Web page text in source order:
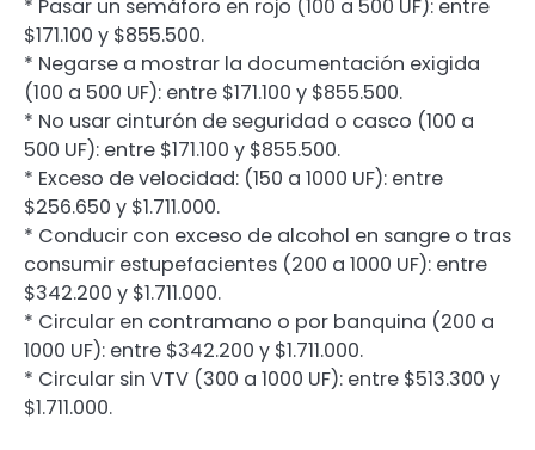
* Pasar un semáforo en rojo (100 a 500 UF): entre
$171.100 y $855.500.
* Negarse a mostrar la documentación exigida
(100 a 500 UF): entre $171.100 y $855.500.
* No usar cinturón de seguridad o casco (100 a
500 UF): entre $171.100 y $855.500.
* Exceso de velocidad: (150 a 1000 UF): entre
$256.650 y $1.711.000.
* Conducir con exceso de alcohol en sangre o tras
consumir estupefacientes (200 a 1000 UF): entre
$342.200 y $1.711.000.
* Circular en contramano o por banquina (200 a
1000 UF): entre $342.200 y $1.711.000.
* Circular sin VTV (300 a 1000 UF): entre $513.300 y
$1.711.000.